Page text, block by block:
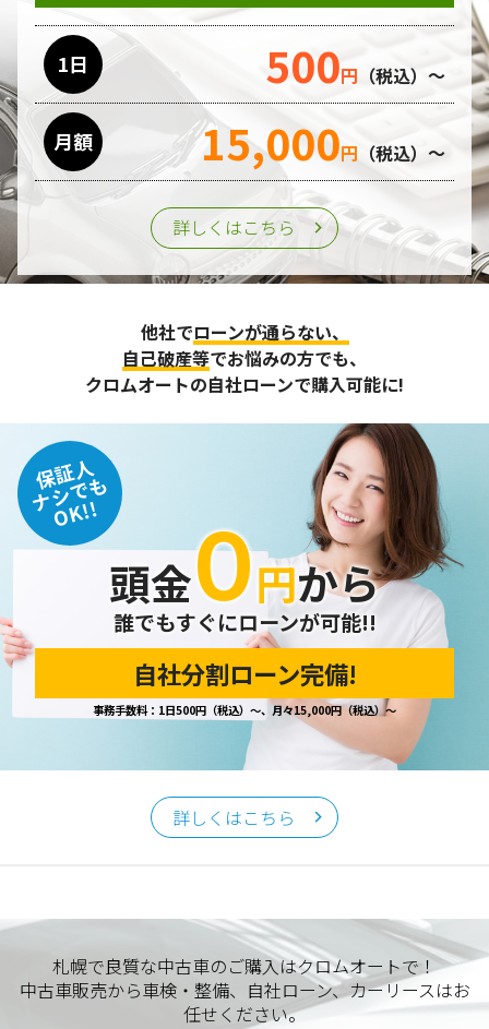
委託先の管理･監督
利用目的の遂行のために業務を委託する場合、個人情報の取
り扱いに関する委託先の適正な管理・監督をおこないます。
第三者への提供
個人情報は、ご本人の同意を得た場合または法令の定めがあ
る場合を除き、第三者に提供することはいたしません。
個人情報の管理
失、破壊、改ざん及び漏えいなどに対する予防ならびに是正
に努め、合理的な安全対策を講じます。
また、個人情報保護に関する法令およびその他の規範を遵守
するとともに、この方針に基づく個人情報保護規程や体制を
定め、その内容を継続的に見直し、改善に努めます。
個人情報の訂正･削除・開示
ご本人から、登録されている個人情報について訂正・削除・
開示の請求があった場合は、迅速に対応いたします。
当ホームページが保有する個人情報の取り扱い、および訂
正・削除・開示等に関するお問い合わせ先は、以下の通りで
個人情報保護担当窓口
当社の「個人情報の取扱い」に関するお問い合わせは、下記
クロムオート
〒002-0865 札幌市北区屯田町740
TEL／011-790-7766FAX／011-790-6818
1日 500円 （税込）～
月額 15,000円 （税込）～
詳しくはこちら
他社でローンが通らない、
自己破産等でお悩みの方でも、
クロムオートの自社ローンで購入可能に!
保証人
ナシでも
OK!!
頭金０円から
誰でもすぐにローンが可能!!
自社分割ローン完備!
事務手数料：1日500円（税込）～、月々15,000円（税込）～
詳しくはこちら
札幌で良質な中古車のご購入はクロムオートで！
中古車販売から車検・整備、自社ローン、カーリースはお
任せください。